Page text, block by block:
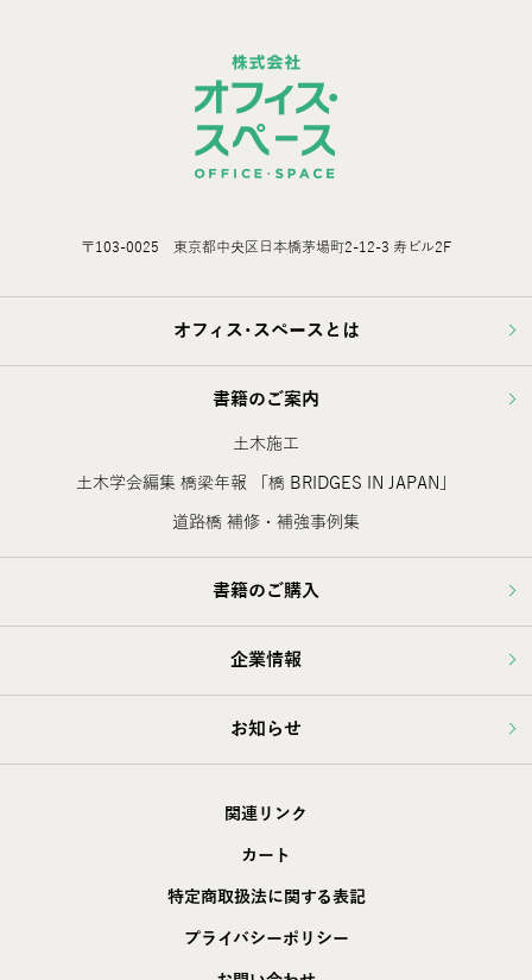
〒103-0025 東京都中央区日本橋茅場町2-12-3 寿ビル2F
オフィス･スペースとは
書籍のご案内
土木施工
土木学会編集 橋梁年報 「橋 BRIDGES IN JAPAN」
道路橋 補修・補強事例集
書籍のご購入
企業情報
お知らせ
関連リンク
カート
特定商取扱法に関する表記
プライバシーポリシー